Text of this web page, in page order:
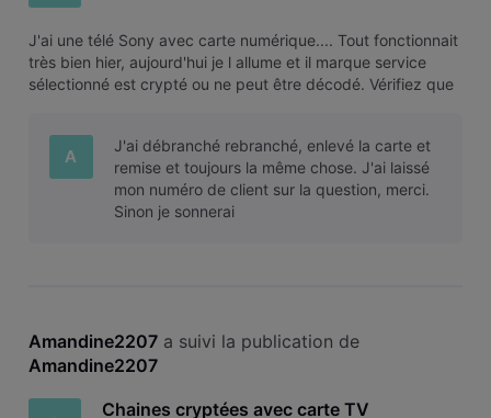
​J'ai une télé Sony avec carte numérique.... Tout fonctionnait
très bien hier, aujourd'hui je l allume et il marque service
sélectionné est crypté ou ne peut être décodé. Vérifiez que
A
J'ai débranché rebranché, enlevé la carte et
remise et toujours la même chose. J'ai laissé
mon numéro de client sur la question, merci.
Sinon je sonnerai
Amandine2207 a suivi la publication de
Amandine2207
Chaines cryptées avec carte TV